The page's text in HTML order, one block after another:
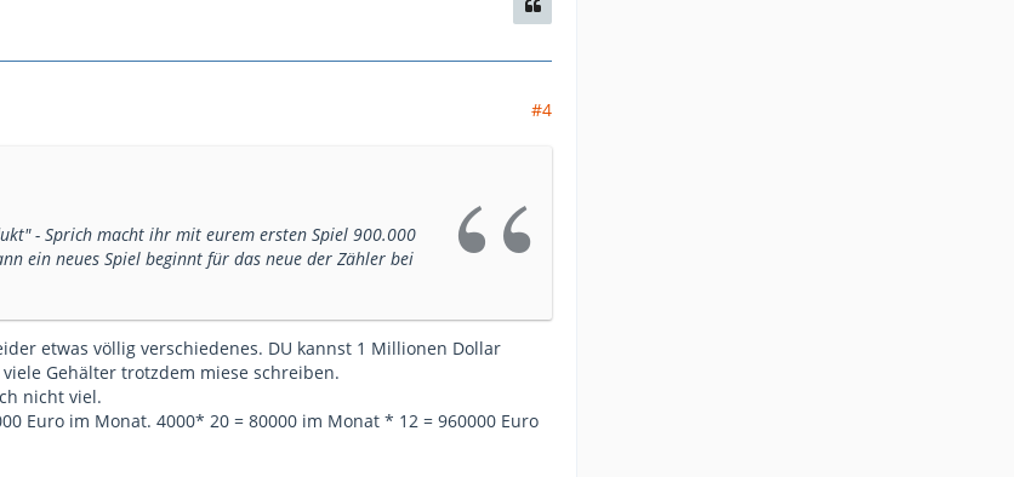
#4
- Sprich macht ihr mit eurem ersten Spiel 900.000
ein neues Spiel beginnt für das neue der Zähler bei
etwas völlig verschiedenes. DU kannst 1 Millionen Dollar
Gehälter trotzdem miese schreiben.
nicht viel.
Euro im Monat. 4000* 20 = 80000 im Monat * 12 = 960000 Euro